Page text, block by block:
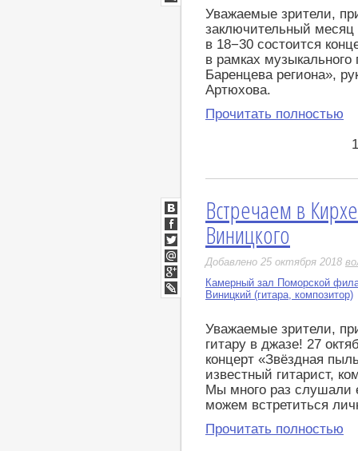
Уважаемые зрители,
заключительный
в 18−30 состоится
в рамках
Баренцева региона»,
Артюхова.
Прочитать полностью
LiveJournal
Встречаем в
Виницкого
Добавлено 25 октября 2018
Камерный зал Поморской
Виницкий (гитара, композитор)
Уважаемые зрители,
гитару в джазе! 27
концерт «Звёздная
известный гитарист,
Мы много раз слушали
можем встретиться
Прочитать полностью
ВКонтакте
Facebook
Twitter
Мой
Мир
Google+
LiveJournal